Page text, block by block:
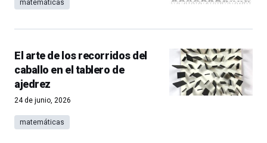
matemáticas
El arte de los recorridos del
caballo en el tablero de
ajedrez
24 de junio, 2026
matemáticas